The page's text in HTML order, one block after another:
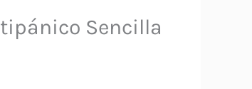
Sencilla